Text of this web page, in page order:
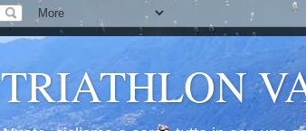
TRIATHLON